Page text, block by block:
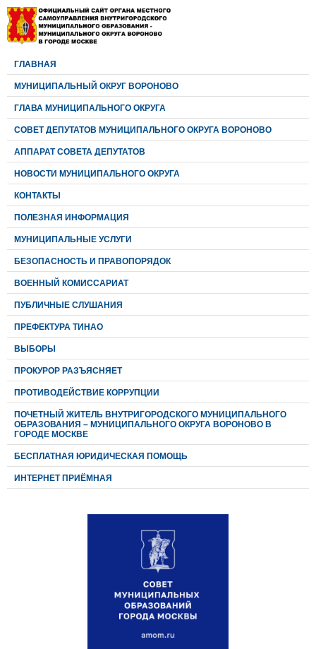
ГЛАВНАЯ
МУНИЦИПАЛЬНЫЙ ОКРУГ ВОРОНОВО
ГЛАВА МУНИЦИПАЛЬНОГО ОКРУГА
CОВЕТ ДЕПУТАТОВ МУНИЦИПАЛЬНОГО ОКРУГА ВОРОНОВО
АППАРАТ СОВЕТА ДЕПУТАТОВ
НОВОСТИ МУНИЦИПАЛЬНОГО ОКРУГА
КОНТАКТЫ
ПОЛЕЗНАЯ ИНФОРМАЦИЯ
МУНИЦИПАЛЬНЫЕ УСЛУГИ
БЕЗОПАСНОСТЬ И ПРАВОПОРЯДОК
ВОЕННЫЙ КОМИССАРИАТ
ПУБЛИЧНЫЕ СЛУШАНИЯ
ПРЕФЕКТУРА ТИНАО
ВЫБОРЫ
ПРОКУРОР РАЗЪЯСНЯЕТ
ПРОТИВОДЕЙСТВИЕ КОРРУПЦИИ
ПОЧЕТНЫЙ ЖИТЕЛЬ ВНУТРИГОРОДСКОГО МУНИЦИПАЛЬНОГО
ОБРАЗОВАНИЯ – МУНИЦИПАЛЬНОГО ОКРУГА ВОРОНОВО В
ГОРОДЕ МОСКВЕ
БЕСПЛАТНАЯ ЮРИДИЧЕСКАЯ ПОМОЩЬ
ИНТЕРНЕТ ПРИЁМНАЯ